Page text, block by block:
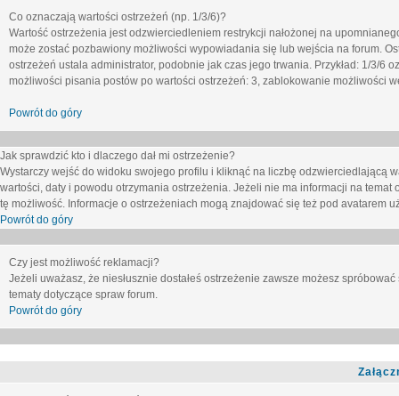
Co oznaczają wartości ostrzeżeń (np. 1/3/6)?
Wartość ostrzeżenia jest odzwierciedleniem restrykcji nałożonej na
może zostać pozbawiony możliwości wypowiadania się lub wejścia na forum.
ostrzeżeń ustala administrator, podobnie jak czas jego trwania. Przykład: 1/3/6
możliwości pisania postów po wartości ostrzeżeń: 3, zablokowanie możliwości
Powrót do góry
Jak sprawdzić kto i dlaczego dał mi ostrzeżenie?
Wystarczy wejść do widoku swojego profilu i kliknąć na liczbę odzwierciedlającą
wartości, daty i powodu otrzymania ostrzeżenia. Jeżeli nie ma informacji na temat
tę możliwość. Informacje o ostrzeżeniach mogą znajdować się też pod avatarem
Powrót do góry
Czy jest możliwość reklamacji?
Jeżeli uważasz, że niesłusznie dostałeś ostrzeżenie zawsze możesz
tematy dotyczące spraw forum.
Powrót do góry